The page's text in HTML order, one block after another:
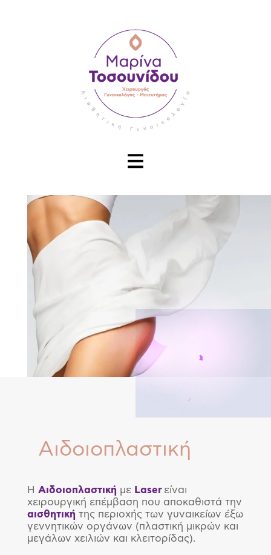
Αιδοιοπλαστική
Η Αιδοιοπλαστική με Laserείναι
χειρουργική επέμβαση που αποκαθιστά την
αισθητική της περιοχής των γυναικείων έξω
γεννητικών οργάνων (πλαστική μικρών και
μεγάλων χειλιών και κλειτορίδας).